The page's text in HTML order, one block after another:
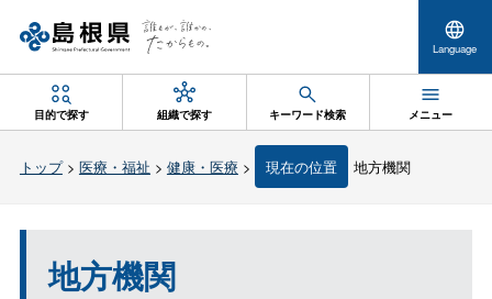
Language
目的で探す 組織で探す キーワード検索 メニュー
トップ> 医療・福祉 > 健康・医療 > 現在の位置 地方機関
地方機関